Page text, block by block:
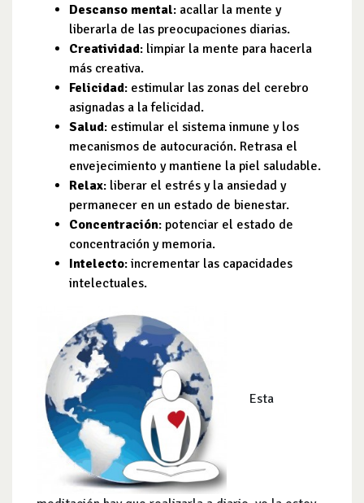
Descanso mental: acallar la mente y
liberarla de las preocupaciones diarias.
Creatividad: limpiar la mente para hacerla
más creativa.
Felicidad: estimular las zonas del cerebro
asignadas a la felicidad.
Salud: estimular el sistema inmune y los
mecanismos de autocuración. Retrasa el
envejecimiento y mantiene la piel saludable.
Relax: liberar el estrés y la ansiedad y
permanecer en un estado de bienestar.
Concentración: potenciar el estado de
concentración y memoria.
Intelecto: incrementar las capacidades
intelectuales.
Esta